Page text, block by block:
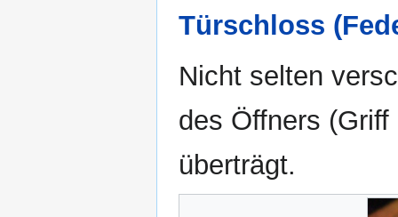
Türschloss
Nicht selten
des Öffners
überträgt.